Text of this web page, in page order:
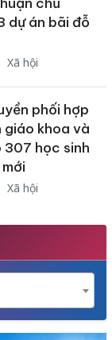
dự án bãi đỗ
Xã hội
phối hợp
khoa và
học sinh
Xã hội